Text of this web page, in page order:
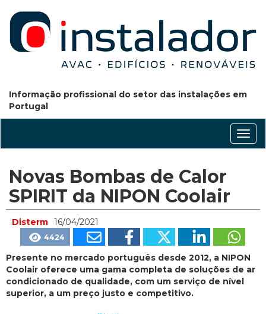
Informação profissional do setor das instalações em
Portugal
Novas Bombas de Calor
SPIRIT da NIPON Coolair
Disterm 16/04/2021
4424
Presente no mercado português desde 2012, a NIPON
Coolair oferece uma gama completa de soluções de ar
condicionado de qualidade, com um serviço de nível
superior, a um preço justo e competitivo.